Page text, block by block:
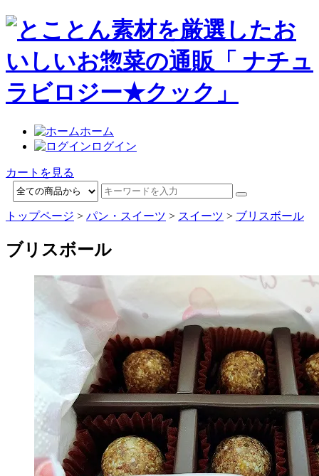
ホーム
ログイン
カートを見る
トップページ > パン・スイーツ > スイーツ > ブリスボール
ブリスボール